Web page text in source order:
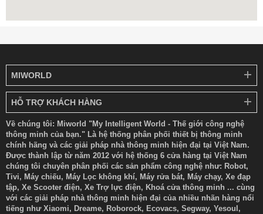
MIWORLD
HỖ TRỢ KHÁCH HÀNG
Về chúng tôi: Miworld "My Intelligent World - Thế giới công nghệ
thông minh của bạn." Là hệ thống phân phối thiết bị thông minh
chính hãng và các giải pháp nhà thông minh hiện đại tại Việt Nam.
Được thành lập từ năm 2012 với hệ thống 6 cửa hàng tại Việt Nam
chúng tôi chuyên phân phối các sản phẩm công nghệ như: Robot,
Tivi, Máy chiếu, Máy Lọc không khí, Máy rửa bát, Máy chạy, Xe đạp
tập, Xe Scooter điện, Xe Trợ lực điện, Khoá cửa thông minh ... cùng
với các giải pháp nhà thông minh hiện đại của nhiều nhãn hàng nổi
tiếng như Xiaomi, Dreame, Roborock, Ecovacs, Segway, Yesoul,